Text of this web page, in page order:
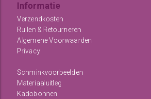
Informatie
Verzendkosten
Ruilen & Retourneren
Algemene Voorwaarden
Privacy
Schminkvoorbeelden
Materiaaluitleg
Kadobonnen